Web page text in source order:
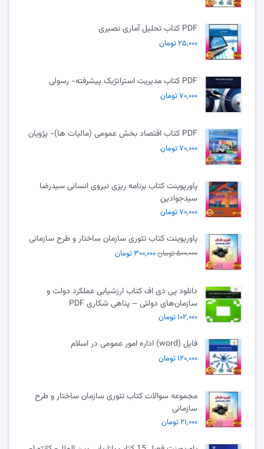
PDF کتاب تحلیل آماری نصیری
۲۵,۰۰۰ تومان
PDF کتاب مدیریت استراتژیک پیشرفته- رسولی
۷۰,۰۰۰ تومان
PDF کتاب اقتصاد بخش عمومی (مالیات ها)- پژویان
۷۰,۰۰۰ تومان
پاورپوینت کتاب برنامه ریزی نیروی انسانی سیدرضا
سیدجوادین
۷۰,۰۰۰ تومان
پاورپوینت کتاب تئوری سازمان ساختار و طرح سازمانی
۵۰۰,۰۰۰ تومان ۳۰۰,۰۰۰ تومان
دانلود پی دی اف کتاب ارزشیابی عملکرد دولت و
سازمان‌های دولتی – پناهی شکاری PDF
۱۰۲,۰۰۰ تومان
فایل (word) اداره امور عمومی در اسلام
۱۲۰,۰۰۰ تومان
مجموعه سوالات کتاب تئوری سازمان ساختار و طرح
سازمانی
۲۱,۰۰۰ تومان